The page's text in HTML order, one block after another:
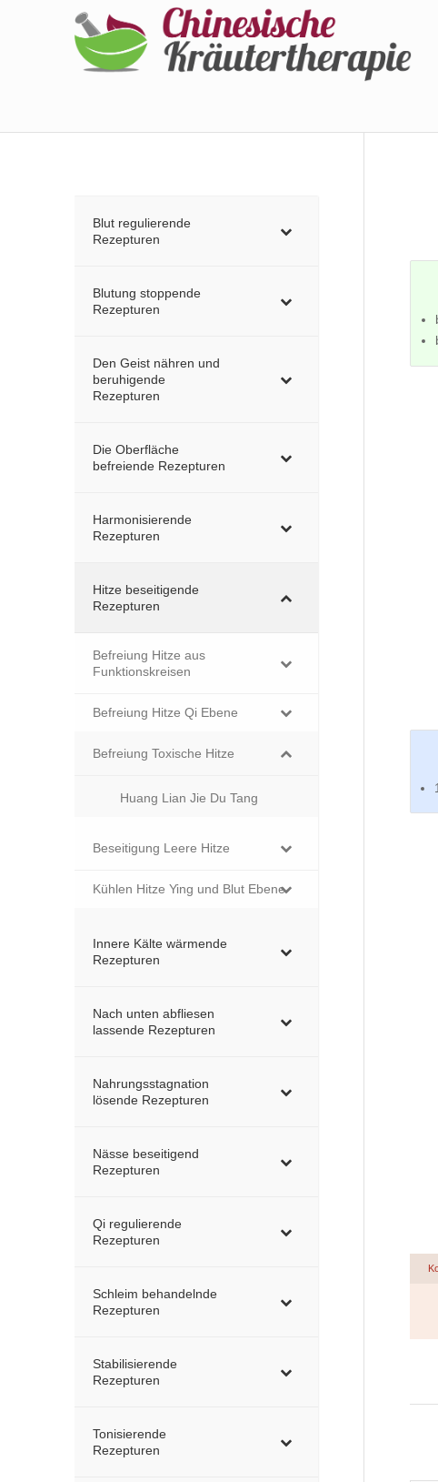
Blut regulierende
Rezepturen
Blutung stoppende
Rezepturen
Den Geist nähren und
beruhigende
Rezepturen
Die Oberfläche
befreiende Rezepturen
Harmonisierende
Rezepturen
Hitze beseitigende
Rezepturen
Befreiung Hitze aus
Funktionskreisen
Befreiung Hitze Qi Ebene
Befreiung Toxische Hitze
Huang Lian Jie Du Tang
Beseitigung Leere Hitze
Kühlen Hitze Ying und Blut Ebene
Innere Kälte wärmende
Rezepturen
Nach unten abfliesen
lassende Rezepturen
Nahrungsstagnation
lösende Rezepturen
Nässe beseitigend
Rezepturen
Qi regulierende
Rezepturen
Schleim behandelnde
Rezepturen
Stabilisierende
Rezepturen
Tonisierende
Rezepturen